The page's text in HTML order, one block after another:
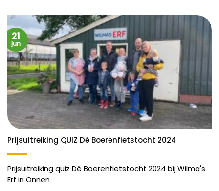
Prijsuitreiking QUIZ Dé Boerenfietstocht 2024
Prijsuitreiking quiz Dé Boerenfietstocht 2024 bij Wilma's
Erf in Onnen
21
jun